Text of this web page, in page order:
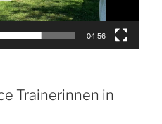
04:56
Trainerinnen in